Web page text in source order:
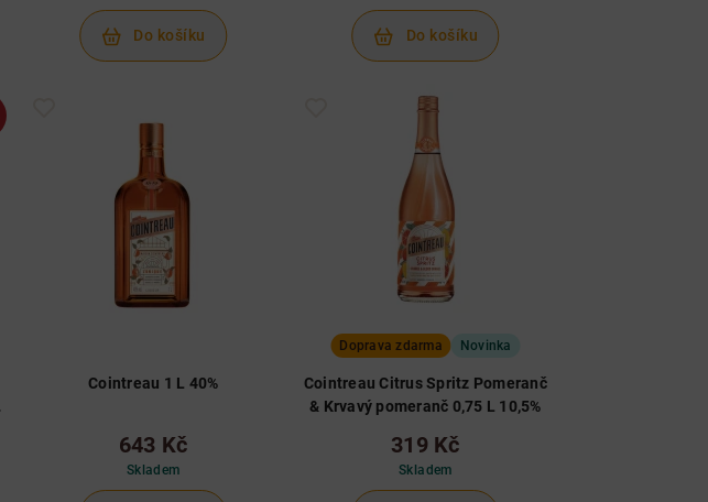
Do košíku Do košíku
Cointreau 1 L 40%
643 Kč
Skladem
Doprava zdarma Novinka
Cointreau Citrus Spritz Pomeranč
& Krvavý pomeranč 0,75 L 10,5%
319 Kč
Skladem